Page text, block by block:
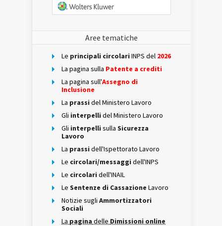
Aree tematiche
Le principali circolari INPS del 2026
La pagina sulla Patente a crediti
La pagina sull'Assegno di
Inclusione
La prassi del Ministero Lavoro
Gli interpelli del Ministero Lavoro
Gli interpelli sulla Sicurezza
Lavoro
La prassi dell'Ispettorato Lavoro
Le circolari/messaggi dell'INPS
Le circolari dell'INAIL
Le Sentenze di Cassazione Lavoro
Notizie sugli Ammortizzatori
Sociali
La pagina delle Dimissioni online